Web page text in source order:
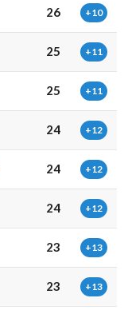
26 +10
25 +11
25 +11
24 +12
24 +12
24 +12
23 +13
23 +13